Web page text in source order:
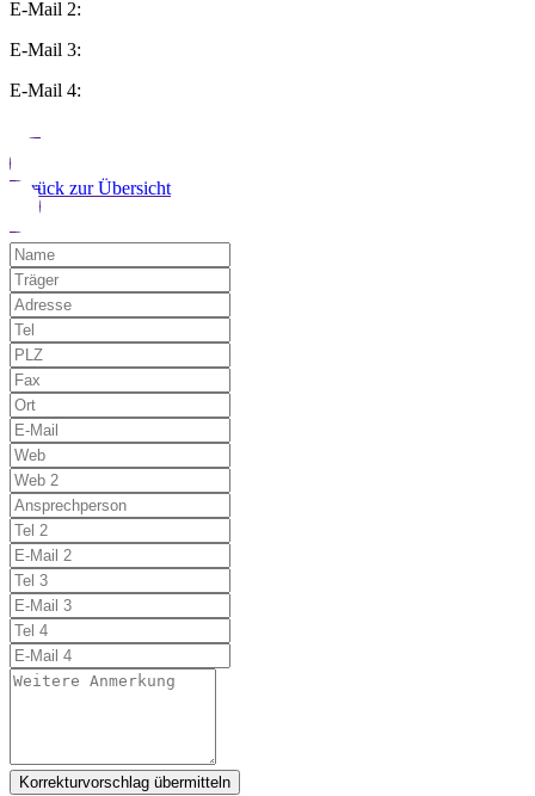
E-Mail 2:
E-Mail 3:
E-Mail 4:
Zurück zur Übersicht
Korrekturvorschlag übermitteln